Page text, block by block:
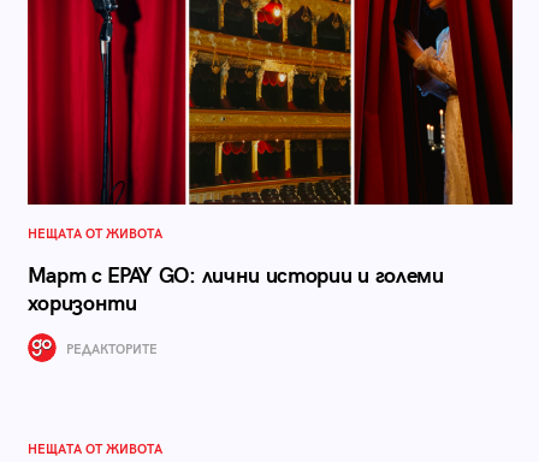
НЕЩАТА ОТ ЖИВОТА
Март с EPAY GO: лични истории и големи
хоризонти
РЕДАКТОРИТЕ
НЕЩАТА ОТ ЖИВОТА